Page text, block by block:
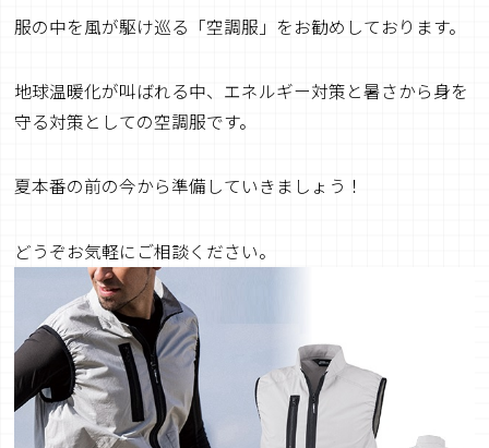
服の中を風が駆け巡る「空調服」をお勧めしております。
地球温暖化が叫ばれる中、エネルギー対策と暑さから身を
守る対策としての空調服です。
夏本番の前の今から準備していきましょう！
どうぞお気軽にご相談ください。